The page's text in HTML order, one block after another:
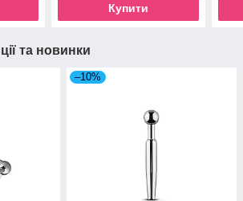
Купити
та новинки
–10%